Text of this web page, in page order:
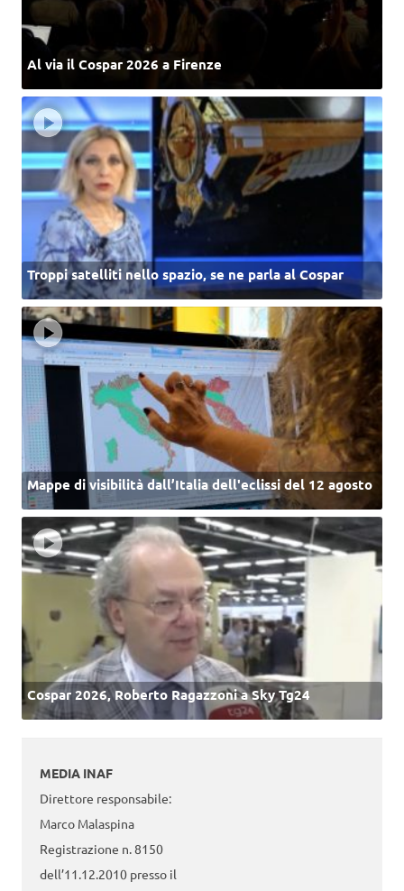
Al via il Cospar 2026 a Firenze
Troppi satelliti nello spazio, se ne parla al Cospar
Mappe di visibilità dall’Italia dell'eclissi del 12 agosto
Cospar 2026, Roberto Ragazzoni a Sky Tg24
MEDIA INAF
Direttore responsabile:
Marco Malaspina
Registrazione n. 8150
dell’11.12.2010 presso il